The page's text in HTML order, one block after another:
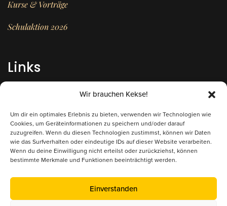
Wir brauchen Kekse!
Um dir ein optimales Erlebnis zu bieten, verwenden wir Technologien wie
Cookies, um Geräteinformationen zu speichern und/oder darauf
zuzugreifen. Wenn du diesen Technologien zustimmst, können wir Daten
wie das Surfverhalten oder eindeutige IDs auf dieser Website verarbeiten.
Wenn du deine Einwilligung nicht erteilst oder zurückziehst, können
bestimmte Merkmale und Funktionen beeinträchtigt werden.
Einverstanden
Kurse & Vorträge
Schulaktion 2026
Links
Datenschutz
Kontakt/Anfrage
Supported by